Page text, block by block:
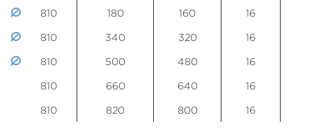
810 180 160 16
810 340 320 16
810 500 480 16
810 660 640 16
810 820 800 16